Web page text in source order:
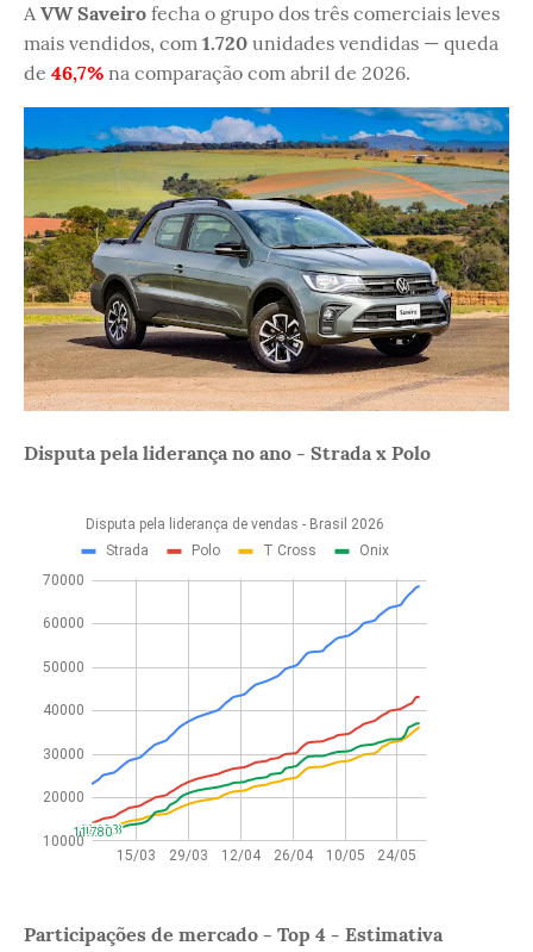
A VW Saveiro fecha o grupo dos três comerciais leves
mais vendidos, com 1.720 unidades vendidas — queda
de 46,7% na comparação com abril de 2026.
Disputa pela liderança no ano - Strada x Polo
Participações de mercado - Top 4 - Estimativa